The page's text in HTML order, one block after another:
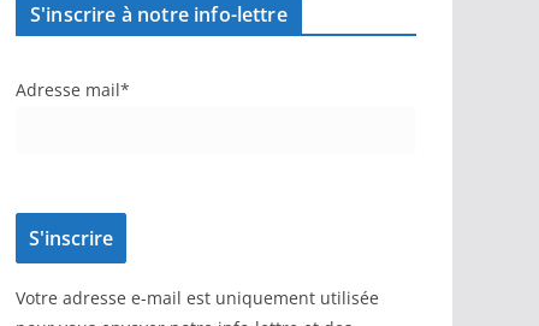
S'inscrire à notre info-lettre
Adresse mail*
Votre adresse e-mail est uniquement utilisée